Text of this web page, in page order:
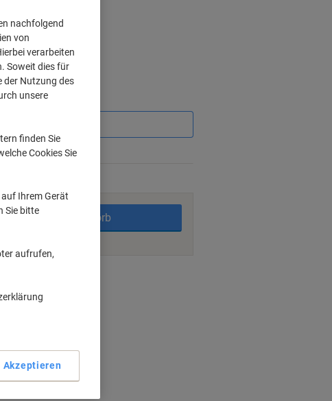
-7%
In den Warenkorb
nachfolgend
von
verarbeiten
Soweit dies für
der Nutzung des
unsere
finden Sie
Cookies Sie
auf Ihrem Gerät
Sie bitte
aufrufen,
Akzeptieren